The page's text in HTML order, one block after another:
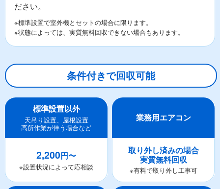
ださい。
※標準設置で室外機とセットの場合に限ります。
※状態によっては、実質無料回収できない場合もあります。
条件付きで回収可能
標準設置以外
天吊り設置、屋根設置
高所作業が伴う場合など
2,200円〜
※設置状況によって応相談
業務用エアコン
取り外し済みの場合
実質無料回収
※有料で取り外し工事可